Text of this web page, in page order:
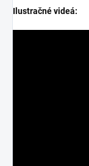
Ilustračné videá: